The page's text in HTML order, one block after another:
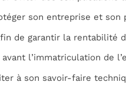
son entreprise et son
de garantir la rentabilité
avant l’immatriculation de
à son savoir-faire